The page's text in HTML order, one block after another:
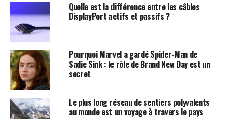
Quelle est la différence entre les câbles
DisplayPort actifs et passifs ?
Pourquoi Marvel a gardé Spider-Man de
Sadie Sink : le rôle de Brand New Day est un
secret
Le plus long réseau de sentiers polyvalents
au monde est un voyage à travers le pays